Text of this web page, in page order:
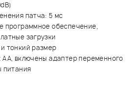
патча: 5 мс
программное обеспечение,
загрузки
тонкий размер
включены адаптер переменного
питания